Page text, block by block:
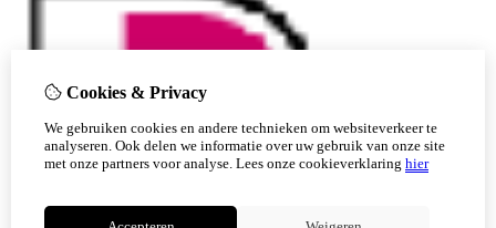
Cookies & Privacy
We gebruiken cookies en andere technieken om websiteverkeer te
analyseren. Ook delen we informatie over uw gebruik van onze site
met onze partners voor analyse. Lees onze cookieverklaring hier